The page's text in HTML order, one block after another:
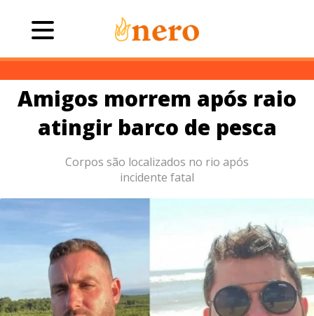
Amigos morrem após raio
atingir barco de pesca
Corpos são localizados no rio após
incidente fatal